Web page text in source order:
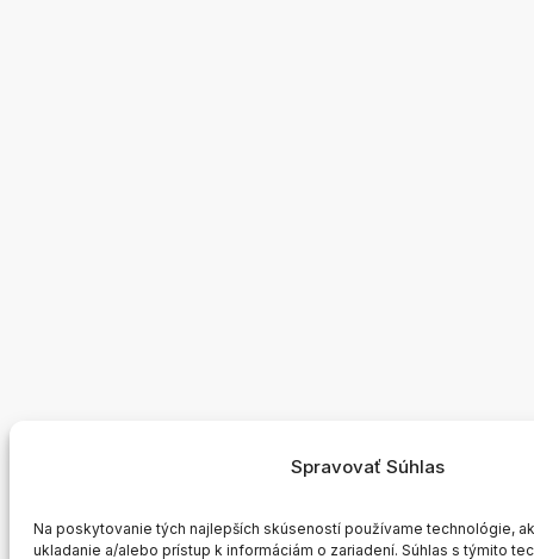
Spravovať Súhlas
Na poskytovanie tých najlepších skúseností používame technológie,
ukladanie a/alebo prístup k informáciám o zariadení. Súhlas s týmito